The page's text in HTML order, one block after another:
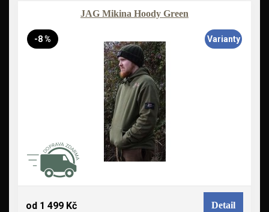
JAG Mikina Hoody Green
-8 % Varianty
od 1 499 Kč Detail